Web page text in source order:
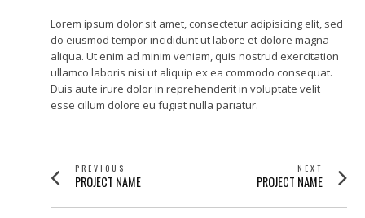
Lorem ipsum dolor sit amet, consectetur adipisicing elit, sed
do eiusmod tempor incididunt ut labore et dolore magna
aliqua. Ut enim ad minim veniam, quis nostrud exercitation
ullamco laboris nisi ut aliquip ex ea commodo consequat.
Duis aute irure dolor in reprehenderit in voluptate velit
esse cillum dolore eu fugiat nulla pariatur.
POST
NAVIGATION
PREVIOUS
Previous
PROJECT NAME
NEXT
Next
PROJECT NAME